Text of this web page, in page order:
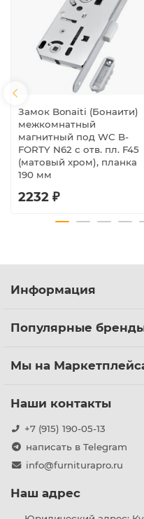
Замок Bonaiti (Бонаити)
межкомнатный
магнитный под WC B-
FORTY N62 с отв. пл. F45
(матовый хром), планка
190 мм
2232 ₽
Информация
Популярные
Мы на
Наши контакты
+7 (915) 190-05-13
написать в Telegram
info@furniturapro.ru
Наш адрес